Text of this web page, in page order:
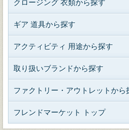
クロージング 衣類から探す
ギア 道具から探す
アクティビティ 用途から探す
取り扱いブランドから探す
ファクトリー・アウトレットから
フレンドマーケット トップ